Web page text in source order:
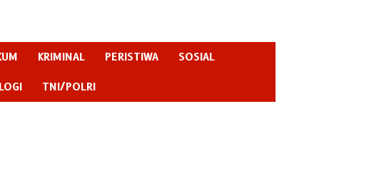
KRIMINAL PERISTIWA SOSIAL
TNI/POLRI